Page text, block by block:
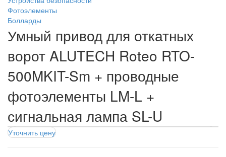
Фотоэлементы
Болларды
Умный привод для откатных
ворот ALUTECH Roteo RTO-
500MKIT-Sm + проводные
фотоэлементы LM-L +
сигнальная лампа SL-U
Уточнить цену